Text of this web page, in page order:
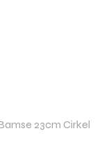
23cm Cirkel